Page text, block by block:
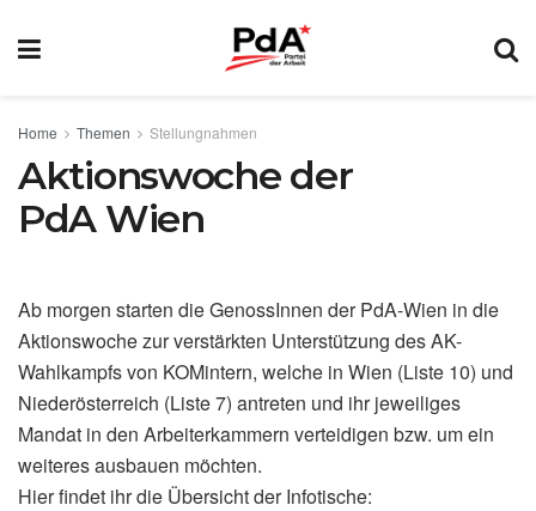
Home Themen Stellungnahmen
Aktionswoche der
PdA Wien
Ab morgen starten die GenossInnen der PdA-Wien in die
Aktionswoche zur verstärkten Unterstützung des AK-
Wahlkampfs von KOMintern, welche in Wien (Liste 10) und
Niederösterreich (Liste 7) antreten und ihr jeweiliges
Mandat in den Arbeiterkammern verteidigen bzw. um ein
weiteres ausbauen möchten.
Hier findet ihr die Übersicht der Infotische: